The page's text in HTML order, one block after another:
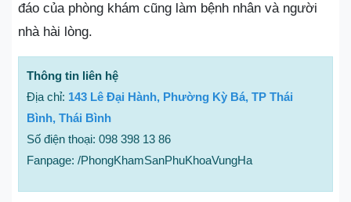
đáo của phòng khám cũng làm bệnh nhân và người
nhà hài lòng.
Thông tin liên hệ
Địa chỉ: 143 Lê Đại Hành, Phường Kỳ Bá, TP Thái
Bình, Thái Bình
Số điện thoại: 098 398 13 86
Fanpage: /PhongKhamSanPhuKhoaVungHa